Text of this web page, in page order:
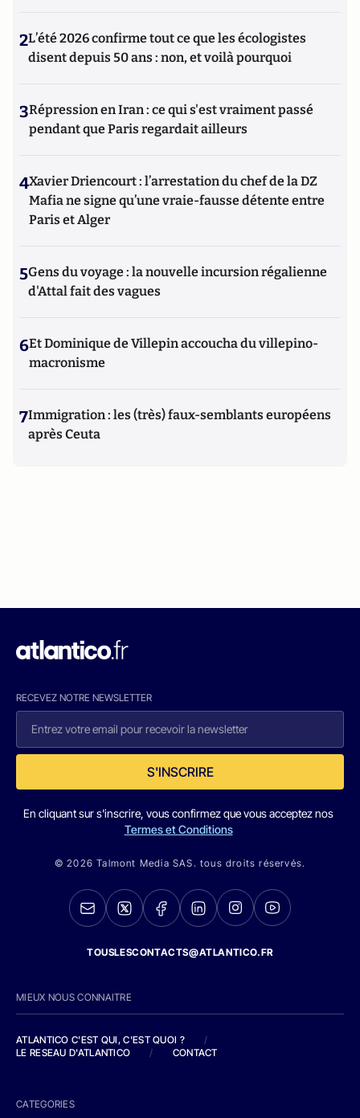
2L’été 2026 confirme tout ce que les écologistes
disent depuis 50 ans : non, et voilà pourquoi
3Répression en Iran : ce qui s'est vraiment passé
pendant que Paris regardait ailleurs
4Xavier Driencourt : l’arrestation du chef de la DZ
Mafia ne signe qu’une vraie-fausse détente entre
Paris et Alger
5Gens du voyage : la nouvelle incursion régalienne
d'Attal fait des vagues
6Et Dominique de Villepin accoucha du villepino-
macronisme
7Immigration : les (très) faux-semblants européens
après Ceuta
RECEVEZ NOTRE NEWSLETTER
S'INSCRIRE
En cliquant sur s'inscrire, vous confirmez que vous acceptez nos
Termes et Conditions
© 2026 Talmont Media SAS. tous droits réservés.
TOUSLESCONTACTS@ATLANTICO.FR
MIEUX NOUS CONNAITRE
ATLANTICO C'EST QUI, C'EST QUOI ?
/
LE RESEAU D'ATLANTICO
/ CONTACT
CATEGORIES